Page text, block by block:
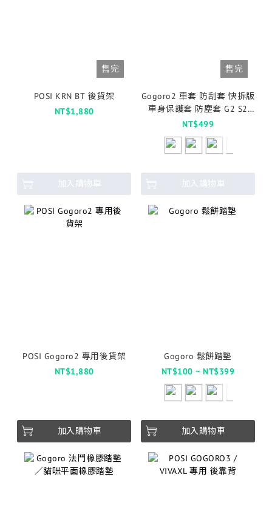
售完
POSI KRN BT 後貨架
NT$1,880
加入購物車
售完
Gogoro2 車套 防刮套 快拆版
車身保護套 防塵套 G2 S2
Delight Premium
NT$499
加入購物車
POSI Gogoro2 專用後貨架
NT$1,880
加入購物車
Gogoro 鬆餅踏墊
NT$100 ~ NT$399
加入購物車